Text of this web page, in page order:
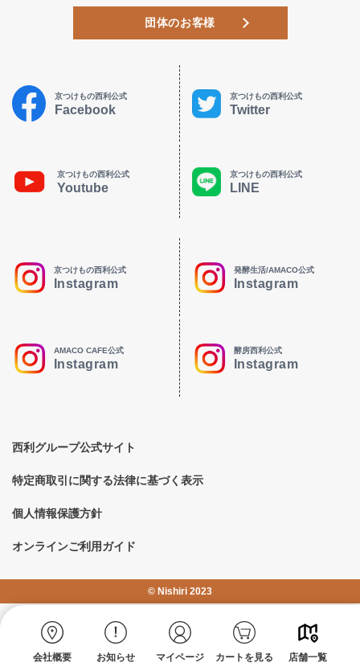
会社概要 お知らせ マイページ カートを見る 店舗一覧
団体のお客様
京つけもの西利公式
Facebook
京つけもの西利公式
Twitter
京つけもの西利公式
Youtube
京つけもの西利公式
LINE
京つけもの西利公式
Instagram
発酵生活/AMACO公式
Instagram
AMACO CAFE公式
Instagram
酵房西利公式
Instagram
西利グループ公式サイト
特定商取引に関する法律に基づく表示
個人情報保護方針
オンラインご利用ガイド
©︎ Nishiri 2023